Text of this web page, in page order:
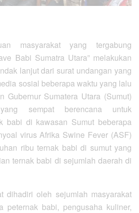
masyarakat yang tergabung
Babi Sumatra Utara” melakukan
lanjut dari surat undangan yang
sosial beberapa waktu yang lalu
Gubernur Sumatera Utara (Sumut)
sempat berencana untuk
babi di kawasan Sumut beberapa
virus Afrika Swine Fever (ASF)
ribu ternak babi di sumut yang
ternak babi di sejumlah daerah di
dihadiri oleh sejumlah masyarakat
peternak babi, pengusaha kuliner,